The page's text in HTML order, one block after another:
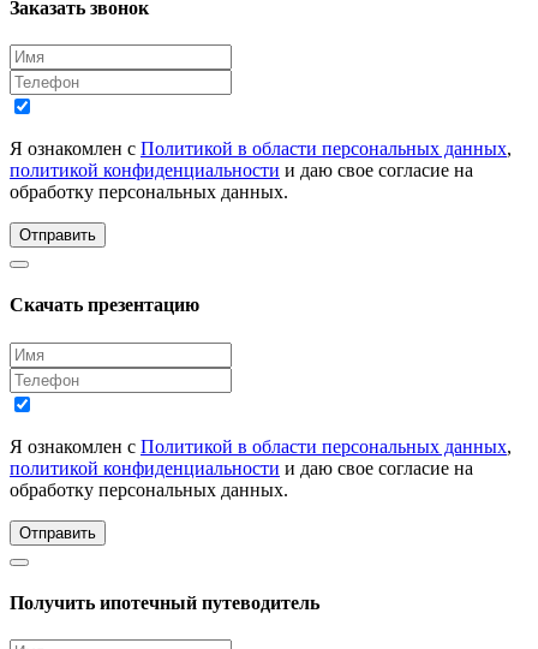
Заказать звонок
Я ознакомлен с Политикой в области персональных данных,
политикой конфиденциальности и даю свое согласие на
обработку персональных данных.
Отправить
Скачать презентацию
Я ознакомлен с Политикой в области персональных данных,
политикой конфиденциальности и даю свое согласие на
обработку персональных данных.
Отправить
Получить ипотечный путеводитель